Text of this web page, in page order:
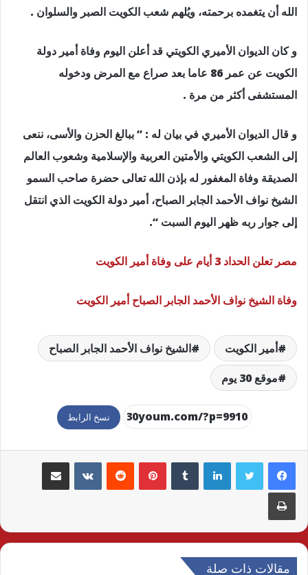
الله أن يتغمده برحمته، ويُلهم شعب الكويت الصبر والسلوان .
و كان الديوان الأميري الكويتي قد أعلن اليوم وفاة أمير دولة
الكويت عن عمر 86 عاما بعد صراع مع المرض ودخوله
المستشفى أكثر من مرة .
و قال الديوان الأميري في بيان له : ” ببالغ الحزن والأسى، ننعى
إلى الشعب الكويتي والأمتين العربية والإسلامية وشعوب العالم
الصديقة وفاة المغفور له بإذن الله تعالى حضرة صاحب السمو
الشيخ نواف الأحمد الجابر الصباح، أمير دولة الكويت الذي انتقل
إلى جوار ربه ظهر اليوم السبت “.
مصر تعلن الحداد 3 أيام على وفاة أمير الكويت
وفاة الشيخ نواف الأحمد الجابر الصباح أمير الكويت
أمير الكويت
الشيخ نواف الأحمد الجابر الصباح
موقع 30 يوم
نسخ الرابط
لينكدإن بينتيريست مشاركة عبر البريد
طباعة
مقالات ذات صلة